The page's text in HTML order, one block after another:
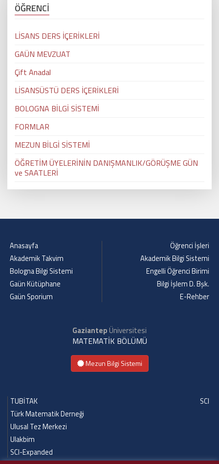
ÖĞRENCİ
LİSANS DERS İÇERİKLERİ
GAÜN MEVZUAT
Çift Anadal
LİSANSÜSTÜ DERS İÇERİKLERİ
BOLOGNA BİLGİ SİSTEMİ
FORMLAR
MEZUN BİLGİ SİSTEMİ
ÖĞRETİM ÜYELERİNİN DANIŞMANLIK/GÖRÜŞME GÜN
ve SAATLERİ
Anasayfa
Akademik Takvim
Bologna Bilgi Sistemi
Gaün Kütüphane
Gaün Sporium
Öğrenci İşleri
Akademik Bilgi Sistemi
Engelli Öğrenci Birimi
Bilgi İşlem D. Bşk.
E-Rehber
GaziantepÜniversitesi
MATEMATİK BÖLÜMÜ
Mezun Bilgi Sistemi
TUBİTAK
Türk Matematik Derneği
Ulusal Tez Merkezi
Ulakbim
SCI-Expanded
SCI